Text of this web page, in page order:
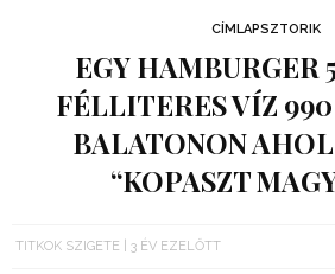
CÍMLAPSZTORIK
EGY HAMBURGER
FÉLLITERES VÍZ
BALATONON
“KOPASZT
TITKOK SZIGETE 3 ÉV EZELŐTT